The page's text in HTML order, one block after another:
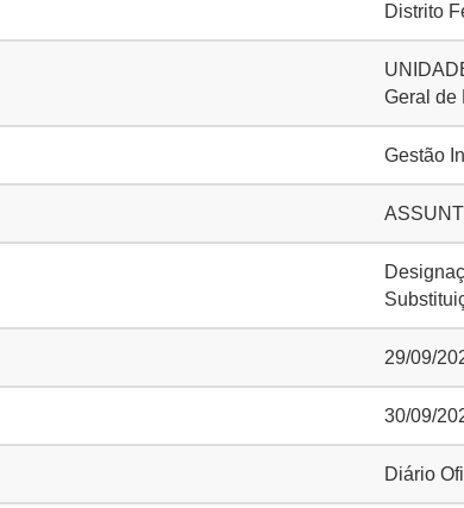
Distrito
Geral de
Gestão
29/09/
30/09/
Diário